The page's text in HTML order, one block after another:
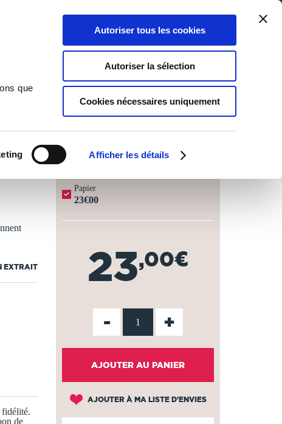
que
Afficher les détails
Autoriser tous les cookies
Autoriser la sélection
Cookies nécessaires uniquement
0
Panier
0
Ma liste
Connexion
OUVRÉS ⏱️
EXTRAIT
fidélité.
de
Papier
23€00
23,00€
- +
AJOUTER AU PANIER
AJOUTER À MA LISTE D'ENVIES